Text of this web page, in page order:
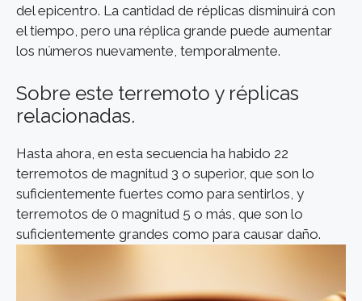
del epicentro. La cantidad de réplicas disminuirá con
el tiempo, pero una réplica grande puede aumentar
los números nuevamente, temporalmente.
Sobre este terremoto y réplicas
relacionadas.
Hasta ahora, en esta secuencia ha habido 22
terremotos de magnitud 3 o superior, que son lo
suficientemente fuertes como para sentirlos, y
terremotos de 0 magnitud 5 o más, que son lo
suficientemente grandes como para causar daño.